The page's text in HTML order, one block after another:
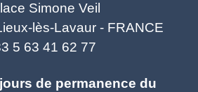
Simone Veil
lès-Lavaur - FRANCE
5 63 41 62 77
de permanence du